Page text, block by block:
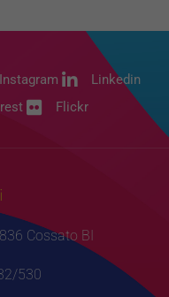
Instagram
Linkedin
Flickr
Cossato BI
530